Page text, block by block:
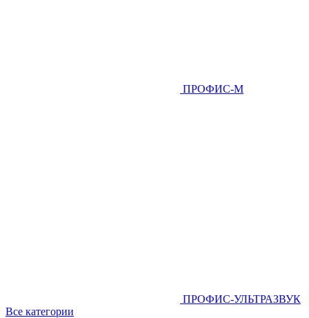
ПРОФИС-М
ПРОФИС-УЛЬТРАЗВУК
Все категории